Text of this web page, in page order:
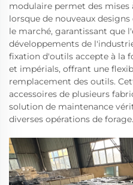
modulaire permet des
lorsque de nouveaux
le marché, garantissant que
développements de
fixation d'outils accepte à la
et impérials, offrant une
remplacement des outils.
accessoires de plusieurs
solution de maintenance
diverses opérations de forage.